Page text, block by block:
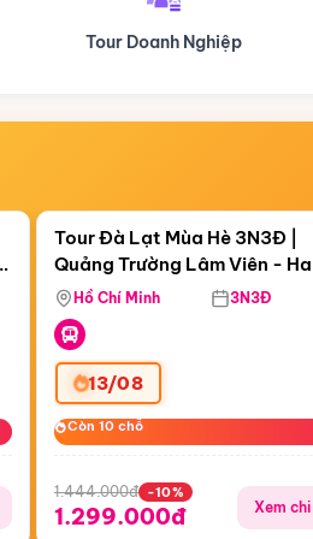
Du lịch Hành Hương
Còn05 ngày 00:28:28
Tour Đà Lạt Mùa Hè 3N3Đ |
Quảng Trường Lâm Viên -
Hill - Puppy Farm
Hồ Chí Minh 3N3Đ
13/08
Còn 10 chỗ
Còn 10 chỗ
1.444.000đ -10%
1.299.000đ Xem